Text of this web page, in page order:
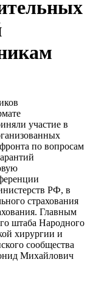
участие в
по вопросам
РФ, в
страхования
Главным
штаба Народного
хирургии и
сообщества
Михайлович